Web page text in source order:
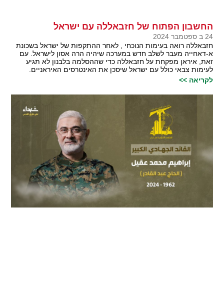
החשבון הפתוח של חזבאללה עם ישראל
24 ב ספטמבר 2024
חזבאללה רואה בעימות הנוכחי , לאחר ההתקפות של ישראל בשכונת
א-דאחייה מעבר לשלב חדש במערכה שיהיה הרה אסון לישראל. עם
זאת, איראן מפקחת על חזבאללה כדי שההסלמה בלבנון לא תגיע
לעימות צבאי כולל עם ישראל שיסכן את האינטרסים האיראניים.
לקריאה >>